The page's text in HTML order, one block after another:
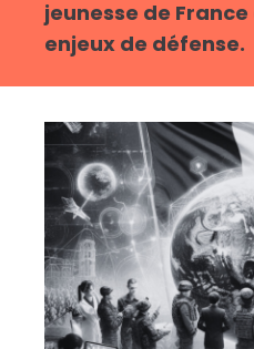
jeunesse de
enjeux de défense.